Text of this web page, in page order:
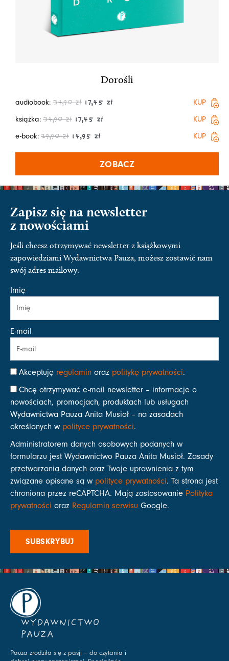
Dorośli
audiobook: 34,90zł 17,45 zł
KUP
książka: 34,90zł 17,45 zł
KUP
e-book: 29,90zł 14,95 zł KUP
ZOBACZ
Zapisz się na newsletter
z nowościami
Jeśli chcesz otrzymywać newsletter z książkowymi
zapowiedziami Wydawnictwa Pauza, możesz zostawić nam
swój adres mailowy.
Imię
E-mail
Akceptuję regulamin oraz politykę prywatności.
Chcę otrzymywać e-mail newsletter – informacje o
nowościach, promocjach, produktach lub usługach
Wydawnictwa Pauza Anita Musioł – na zasadach
określonych w polityce prywatności.
Administratorem danych osobowych podanych w
formularzu jest Wydawnictwo Pauza Anita Musioł. Zasady
przetwarzania danych oraz Twoje uprawnienia z tym
związane opisane są w polityce prywatności. Ta strona jest
chroniona przez reCAPTCHA. Mają zastosowanie Polityka
prywatności oraz Regulamin serwisu Google.
SUBSKRYBUJ
WYDAWNICTWO
PAUZA
Pauza zrodziła się z pasji – do czytania i